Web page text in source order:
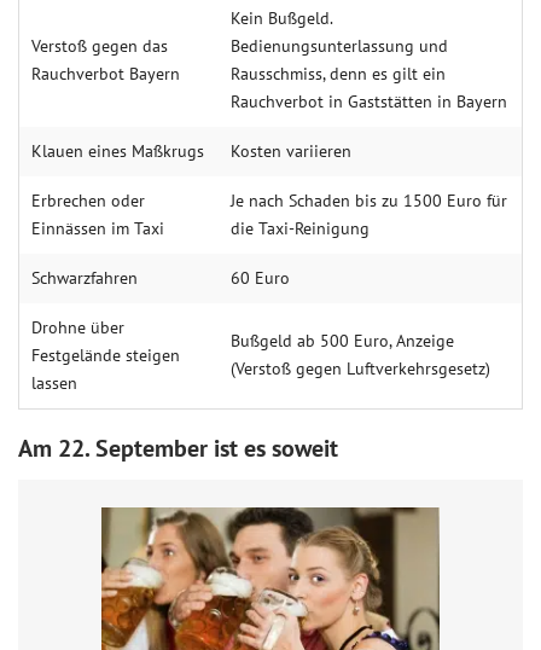
Verstoß gegen das
Rauchverbot Bayern
Kein Bußgeld.
Bedienungsunterlassung und
Rausschmiss, denn es gilt ein
Rauchverbot in Gaststätten in Bayern
Klauen eines Maßkrugs Kosten variieren
Erbrechen oder
Einnässen im Taxi
Je nach Schaden bis zu 1500 Euro für
die Taxi-Reinigung
Schwarzfahren 60 Euro
Drohne über
Festgelände steigen
lassen
Bußgeld ab 500 Euro, Anzeige
(Verstoß gegen Luftverkehrsgesetz)
Am 22. September ist es soweit